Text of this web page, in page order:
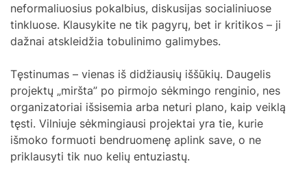
neformaliuosius pokalbius, diskusijas socialiniuose
tinkluose. Klausykite ne tik pagyrų, bet ir kritikos – ji
dažnai atskleidžia tobulinimo galimybes.
Tęstinumas – vienas iš didžiausių iššūkių. Daugelis
projektų „miršta” po pirmojo sėkmingo renginio, nes
organizatoriai išsisemia arba neturi plano, kaip veiklą
tęsti. Vilniuje sėkmingiausi projektai yra tie, kurie
išmoko formuoti bendruomenę aplink save, o ne
priklausyti tik nuo kelių entuziastų.